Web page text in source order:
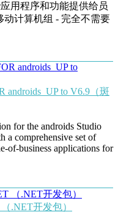
用程序和功能提供给员
移动计算机组 - 完全不需要
androids_UP to V6.9（斑
for the androids Studio
a comprehensive set of
of-business applications for
.NET开发包）